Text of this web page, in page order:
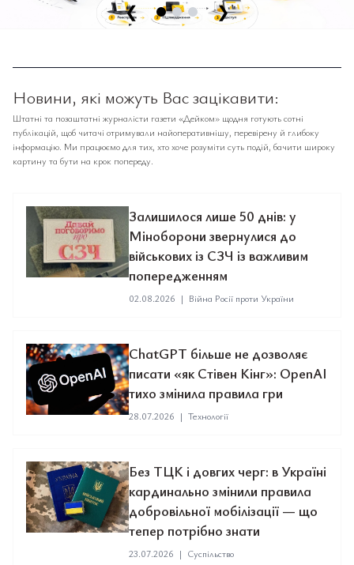
❮ ❯
Новини, які можуть Вас зацікавити:
Штатні та позаштатні журналісти газети «Дейком» щодня готують сотні
публікацій, щоб читачі отримували найоперативнішу, перевірену й глибоку
інформацію. Ми працюємо для тих, хто хоче розуміти суть подій, бачити широку
картину та бути на крок попереду.
Залишилося лише 50 днів: у
Міноборони звернулися до
військових із СЗЧ із важливим
попередженням
02.08.2026 | Війна Росії проти України
ChatGPT більше не дозволяє
писати «як Стівен Кінг»: OpenAI
тихо змінила правила гри
28.07.2026 | Технології
Без ТЦК і довгих черг: в Україні
кардинально змінили правила
добровільної мобілізації — що
тепер потрібно знати
23.07.2026 | Суспільство